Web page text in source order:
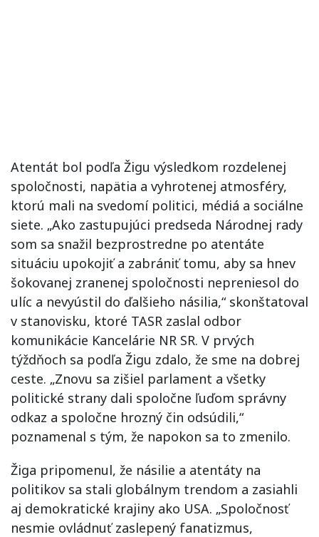
Atentát bol podľa Žigu výsledkom rozdelenej
spoločnosti, napätia a vyhrotenej atmosféry,
ktorú mali na svedomí politici, médiá a sociálne
siete. „Ako zastupujúci predseda Národnej rady
som sa snažil bezprostredne po atentáte
situáciu upokojiť a zabrániť tomu, aby sa hnev
šokovanej zranenej spoločnosti nepreniesol do
ulíc a nevyústil do ďalšieho násilia,“ skonštatoval
v stanovisku, ktoré TASR zaslal odbor
komunikácie Kancelárie NR SR. V prvých
týždňoch sa podľa Žigu zdalo, že sme na dobrej
ceste. „Znovu sa zišiel parlament a všetky
politické strany dali spoločne ľuďom správny
odkaz a spoločne hrozný čin odsúdili,“
poznamenal s tým, že napokon sa to zmenilo.
Žiga pripomenul, že násilie a atentáty na
politikov sa stali globálnym trendom a zasiahli
aj demokratické krajiny ako USA. „Spoločnosť
nesmie ovládnuť zaslepený fanatizmus,